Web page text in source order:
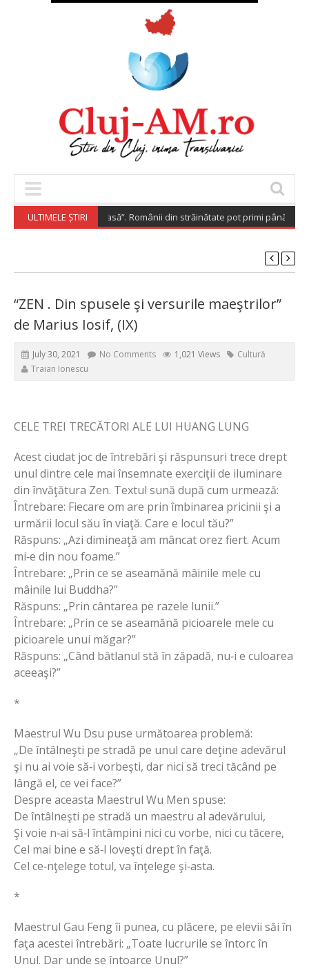
ULTIMELE ȘTIRI
Investește Acasă”. Românii din străinătate pot primi până la
“ZEN . Din spusele şi versurile maeştrilor”
de Marius Iosif, (IX)
July 30, 2021 No Comments 1,021 Views
Cultură
Traian Ionescu
CELE TREI TRECĂTORI ALE LUI HUANG LUNG
Acest ciudat joc de întrebări şi răspunsuri trece drept
unul dintre cele mai însemnate exerciţii de iluminare
din învăţătura Zen. Textul sună după cum urmează:
Întrebare: Fiecare om are prin îmbinarea pricinii şi a
urmării locul său în viaţă. Care e locul tău?”
Răspuns: „Azi dimineaţă am mâncat orez fiert. Acum
mi‑e din nou foame.”
Întrebare: „Prin ce se aseamănă mâinile mele cu
mâinile lui Buddha?”
Răspuns: „Prin cântarea pe razele lunii.”
Întrebare: „Prin ce se aseamănă picioarele mele cu
picioarele unui măgar?”
Răspuns: „Când bâtlanul stă în zăpadă, nu‑i e culoarea
aceeaşi?”
*
Maestrul Wu Dsu puse următoarea problemă:
„De întâlneşti pe stradă pe unul care deţine adevărul
şi nu ai voie să‑i vorbeşti, dar nici să treci tăcând pe
lângă el, ce vei face?”
Despre aceasta Maestrul Wu Men spuse:
De întâlneşti pe stradă un maestru al adevărului,
Şi voie n‑ai să‑l întâmpini nici cu vorbe, nici cu tăcere,
Cel mai bine e să‑l loveşti drept în faţă.
Cel ce‑nţelege totul, va înţelege şi‑asta.
*
Maestrul Gau Feng îi punea, cu plăcere, pe elevii săi în
faţa acestei întrebări: „Toate lucrurile se întorc în
Unul. Dar unde se întoarce Unul?”